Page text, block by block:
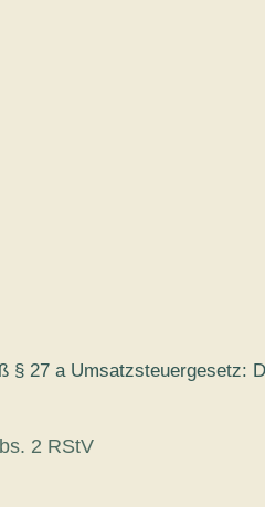
§ 27 a Umsatzsteuergesetz:
2 RStV